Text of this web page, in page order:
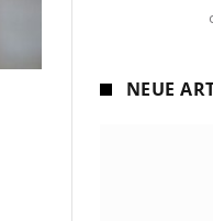
NEUE